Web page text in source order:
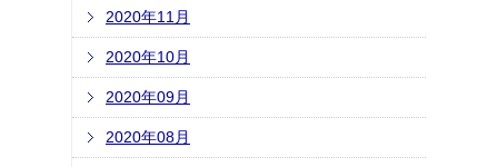
2020年11月
2020年10月
2020年09月
2020年08月